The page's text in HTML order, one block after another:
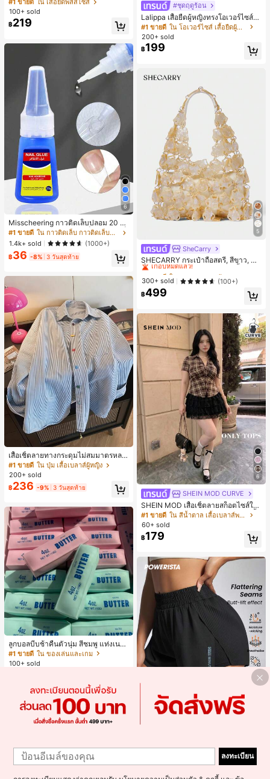
คอต, สีแดงเบอร์กันดี, พิมพ์ตัวอักษร, นั
กเรียน, กลางแจ้ง, สไตล์สตรีท, เสื้อยืดผู้
หญิงไซส์ใหญ่
#1 ขายดี ใน เสื้อยืดพลัสไซส์
100+ sold
฿219
6
Misscheering กาวติดเล็บปลอม 20 กรั
ม แรงยึดสูง เจลสติกเกอร์เล็บนุ่ม แห้งเร็
ว เหมาะสำหรับผู้เริ่มต้นทำเล็บ ติดทนน
าน
#1 ขายดี
ใน กาวติดเล็บ กาวติดเล็บและสารยึดติด
1.4k+ sold
(1000+)
฿36 -8% 3 วันสุดท้าย
เสื้อเชิ้ตลายทางกระดุมไม่สมมาตรหลว
ม ๆ สีสันสดใสสำหรับผู้หญิง สไตล์หรูหร
า น่ารัก มินิมอล สดใส ใส่ได้ทุกวัน ทำง
านได้หลากหลาย สำหรับฤดูใบไม้ผลิ
#1 ขายดี ใน ปุ่ม เสื้อเบลาส์ผู้หญิง
200+ sold
฿236 -9% 3 วันสุดท้าย
ลูกบอลบีบช้าคืนตัวนุ่ม สีชมพู แท่งเนย
บีบคลายเครียด นุ่มยืดหยุ่น ของเล่นบีบ
4 ออนซ์ ของเล่นเกลือ เหมาะสำหรับขอ
ขวัญฮาโลวีน ของขวัญคริสต์มาส ของข
วัญปาร์ตี้ สกวิชชี่ ของเล่นสกวิชชี่ ของเ
ล่นคลายเครียดสกวิชชี่ สกวิชชี่เกี๊ยว ขอ
งเล่นสำหรับผู้ใหญ่ ผู้หญิง สกวิชชี่กรอบ
สกวิชชี่เนยกรอบ บีบ ลูกบอลสลัชชี่
#1 ขายดี ใน ของเล่นและเกม
100+ sold
#ชุดฤดูร้อน
Lalippa เสื้อยืดผู้หญิงทรงโอเวอร์ไซส์ค
วามยาวกลาง คอกลม ไหล่ตก ลายพิมพ์
ตัวอักษรและลายทางแนวตั้ง สไตล์แฟชั่
นมินิมอล ของขวัญให้เพื่อน
#1 ขายดี
ใน โอเวอร์ไซส์ เสื้อยืดผู้หญิง
200+ sold
฿199
5
SheCarry
SHECARRY กระเป๋าถือสตรี, สีขาว, แฟ
ชั่น, สง่างาม, วันหยุด, งานปาร์ตี้
#1 ขายดี
เกือบหมดแล้ว!
#1 ขายดี
เกือบหมดแล้ว!
#1 ขายดี
เกือบหมดแล้ว!
#1 ขายดี
ใน บรรยากาศฤดูร้อน กระเป๋าหูหิ้วด้านบนผู้หญิง
300+ sold (100+)
฿499
6
SHEIN MOD CURVE
SHEIN MOD เสื้อเชิ้ตลายสก็อตไซส์ให
ญ่, ฤดูใบไม้ร่วง/ฤดูหนาว, สไตล์พรีพพี้,
ใส่ประจำวันแบบสบายๆ, สำหรับสาววัย
รุ่นเดินทางไปทำงาน
#1 ขายดี
ใน สีน้ำตาล เสื้อเบลาส์พลัสไซส์
60+ sold
฿179
Powerista กางเกงขาสั้นกีฬาแบบเรียบ
ง่าย สไตล์วันทุกวัน กางเกงขาสั้นสบาย
พร้อมเสวตเตอร์
ใน กางเกงในผู้หญิงแบบแอคทีฟ
1
ลงทะเบียน